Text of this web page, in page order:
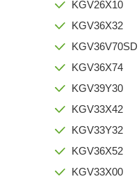
KGV26X10
KGV36X32
KGV36V70SD
KGV36X74
KGV39Y30
KGV33X42
KGV33Y32
KGV36X52
KGV33X00